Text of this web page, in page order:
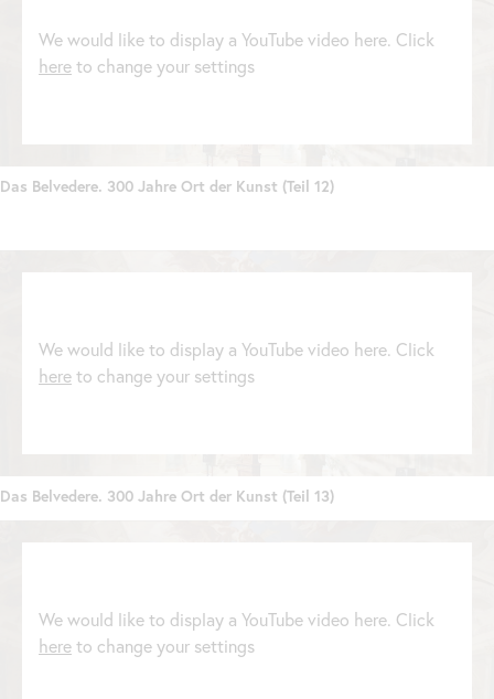
We would like to display a YouTube video here. Click
here to change your settings
Das Belvedere. 300 Jahre Ort der Kunst (Teil 12)
We would like to display a YouTube video here. Click
here to change your settings
Das Belvedere. 300 Jahre Ort der Kunst (Teil 13)
We would like to display a YouTube video here. Click
here to change your settings